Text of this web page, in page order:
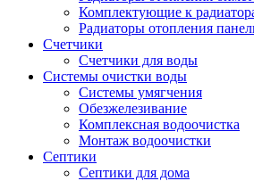
Комплектующие к
Радиаторы отопления
Cчетчики
Счетчики для воды
Системы очистки воды
Системы умягчения
Обезжелезивание
Комплексная водоочистка
Монтаж водоочистки
Септики
Септики для дома